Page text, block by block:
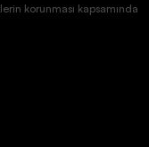
korunması kapsamında